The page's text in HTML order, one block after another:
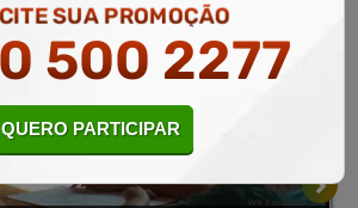
SUA PROMOÇÃO
500 2277
QUERO PARTICIPAR